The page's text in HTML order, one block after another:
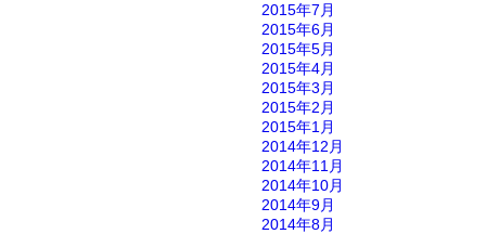
2015年7月
2015年6月
2015年5月
2015年4月
2015年3月
2015年2月
2015年1月
2014年12月
2014年11月
2014年10月
2014年9月
2014年8月